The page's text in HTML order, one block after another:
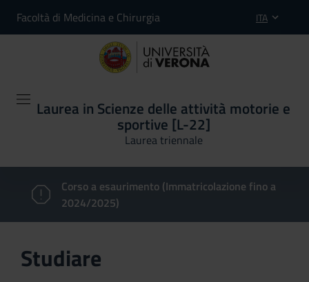
Facoltà di Medicina e Chirurgia ITA
Laurea in Scienze delle attività motorie e
sportive [L-22]
Laurea triennale
Corso a esaurimento (Immatricolazione fino a
2024/2025)
Studiare